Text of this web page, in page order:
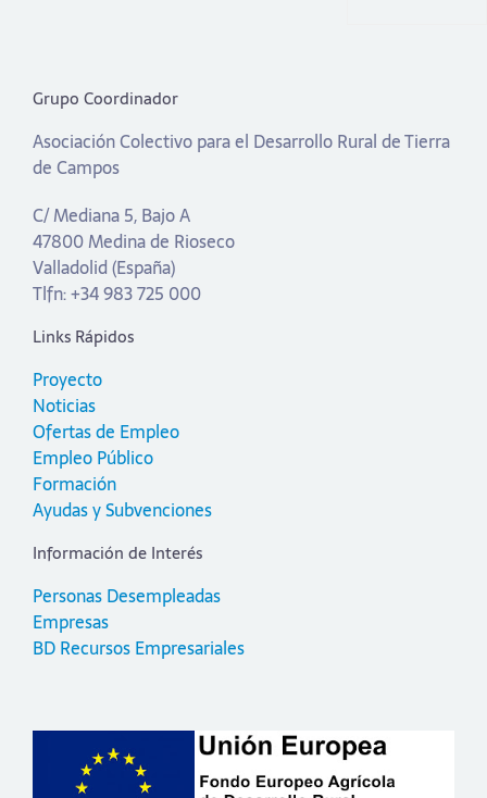
Grupo Coordinador
Asociación Colectivo para el Desarrollo Rural de Tierra
de Campos
C/ Mediana 5, Bajo A
47800 Medina de Rioseco
Valladolid (España)
Tlfn: +34 983 725 000
Links Rápidos
Proyecto
Noticias
Ofertas de Empleo
Empleo Público
Formación
Ayudas y Subvenciones
Información de Interés
Personas Desempleadas
Empresas
BD Recursos Empresariales